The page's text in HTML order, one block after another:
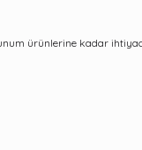
ürünlerine kadar